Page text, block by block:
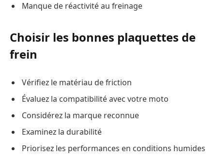
Manque de réactivité au freinage
Choisir les bonnes plaquettes de
frein
Vérifiez le matériau de friction
Évaluez la compatibilité avec votre moto
Considérez la marque reconnue
Examinez la durabilité
Priorisez les performances en conditions humides